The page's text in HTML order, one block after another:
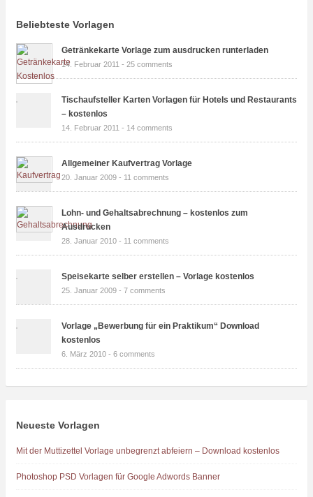
Beliebteste Vorlagen
Getränkekarte Vorlage zum ausdrucken runterladen
14. Februar 2011 - 25 comments
Tischaufsteller Karten Vorlagen für Hotels und Restaurants
– kostenlos
14. Februar 2011 - 14 comments
Allgemeiner Kaufvertrag Vorlage
20. Januar 2009 - 11 comments
Lohn- und Gehaltsabrechnung – kostenlos zum
Ausdrucken
28. Januar 2010 - 11 comments
Speisekarte selber erstellen – Vorlage kostenlos
25. Januar 2009 - 7 comments
Vorlage „Bewerbung für ein Praktikum“ Download
kostenlos
6. März 2010 - 6 comments
Neueste Vorlagen
Mit der Muttizettel Vorlage unbegrenzt abfeiern – Download kostenlos
Photoshop PSD Vorlagen für Google Adwords Banner